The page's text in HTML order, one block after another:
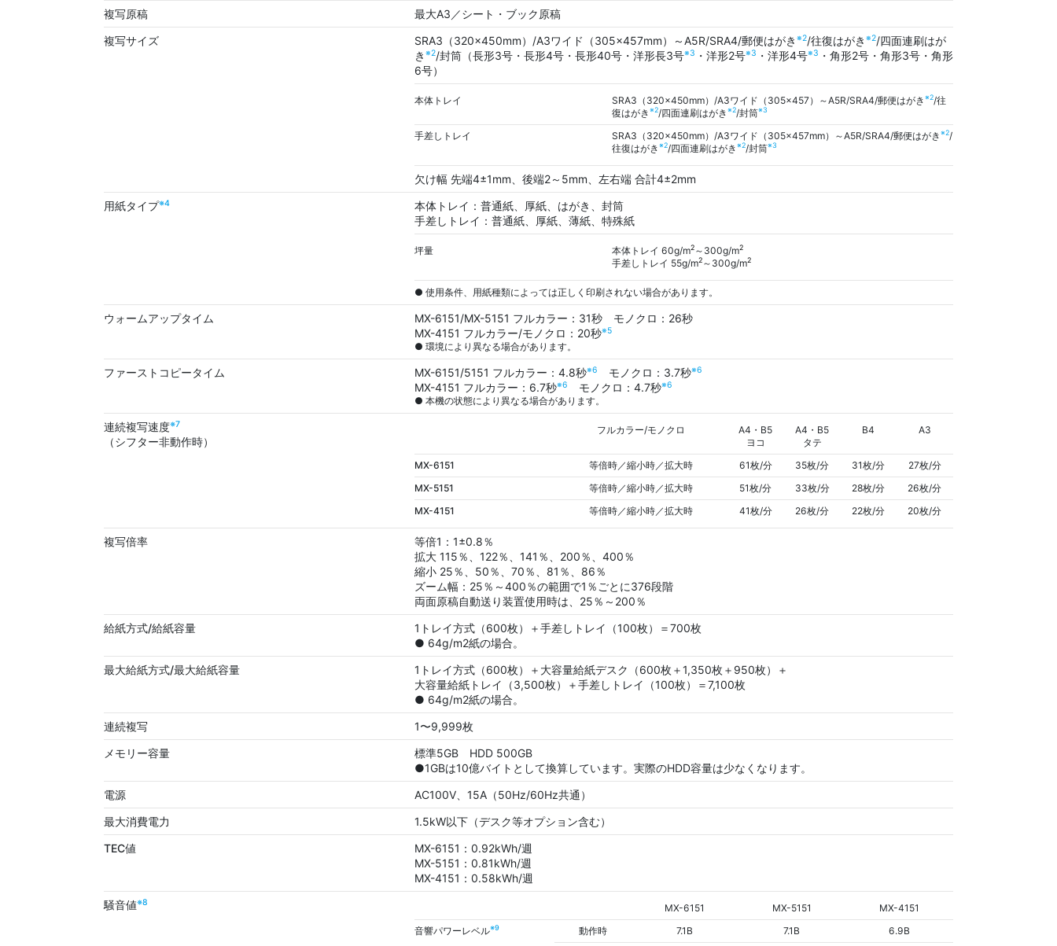
複写原稿
最大A3／シート・ブック原稿
複写サイズ
SRA3（320×450mm）/A3ワイド（305×457mm）～A5R/SRA4/郵便はがき ※2/往復はがき ※2/四面連刷はが
き ※2/封筒（長形3号・長形4号・長形40号・洋形長3号※3 ・洋形2号※3 ・洋形4号※3 ・角形2号・角形3号・角形
6号）
本体トレイ SRA3（320×450mm）/A3ワイド（305×457）～A5R/SRA4/郵便はがき※2/往
復はがき※2/四面連刷はがき※2/封筒※3
手差しトレイ SRA3（320×450mm）/A3ワイド（305×457mm）～A5R/SRA4/郵便はがき※2/
往復はがき※2/四面連刷はがき※2/封筒※3
欠け幅 先端4±1mm、後端2～5mm、左右端 合計4±2mm
用紙タイプ※4
本体トレイ：普通紙、厚紙、はがき、封筒
手差しトレイ：普通紙、厚紙、薄紙、特殊紙
坪量 本体トレイ 60g/m2～300g/m2
手差しトレイ 55g/m2～300g/m2
● 使用条件、用紙種類によっては正しく印刷されない場合があります。
ウォームアップタイム
MX-6151/MX-5151 フルカラー：31秒 モノクロ：26秒
MX-4151 フルカラー/モノクロ：20秒※5
● 環境により異なる場合があります。
ファーストコピータイム MX-6151/5151 フルカラー：4.8秒※6 モノクロ：3.7秒※6
MX-4151 フルカラー：6.7秒※6 モノクロ：4.7秒※6
● 本機の状態により異なる場合があります。
連続複写速度※7
（シフター非動作時）
フルカラー/モノクロ
A4・B5
ヨコ
A4・B5
タテ
B4 A3
MX-6151 等倍時／縮小時／拡大時 61枚/分 35枚/分 31枚/分
27枚/分
MX-5151
等倍時／縮小時／拡大時 51枚/分 33枚/分 28枚/分
26枚/分
MX-4151
等倍時／縮小時／拡大時 41枚/分 26枚/分 22枚/分 20枚/分
複写倍率
等倍1：1±0.8％
拡大 115％、122％、141％、200％、400％
縮小 25％、50％、70％、81％、86％
ズーム幅：25％～400％の範囲で1％ごとに376段階
両面原稿自動送り装置使用時は、25％～200％
給紙方式/給紙容量
1トレイ方式（600枚）＋手差しトレイ（100枚）＝700枚
● 64g/m2紙の場合。
最大給紙方式/最大給紙容量
1トレイ方式（600枚）＋大容量給紙デスク（600枚＋1,350枚＋950枚）＋
大容量給紙トレイ（3,500枚）＋手差しトレイ（100枚）＝7,100枚
● 64g/m2紙の場合。
連続複写
1〜9,999枚
メモリー容量
標準5GB HDD 500GB
●1GBは10億バイトとして換算しています。実際のHDD容量は少なくなります。
電源
AC100V、15A（50Hz/60Hz共通）
最大消費電力
1.5kW以下（デスク等オプション含む）
TEC値
MX-6151：0.92kWh/週
MX-5151：0.81kWh/週
MX-4151：0.58kWh/週
騒音値※8 MX-6151 MX-5151
MX-4151
音響パワーレベル※9 動作時 7.1B 7.1B
6.9B